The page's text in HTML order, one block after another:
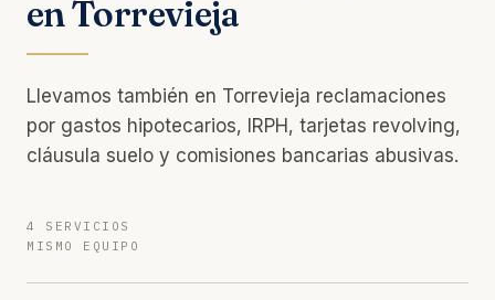
en Torrevieja
Llevamos también en Torrevieja reclamaciones
por gastos hipotecarios, IRPH, tarjetas revolving,
cláusula suelo y comisiones bancarias abusivas.
4 SERVICIOS
MISMO EQUIPO